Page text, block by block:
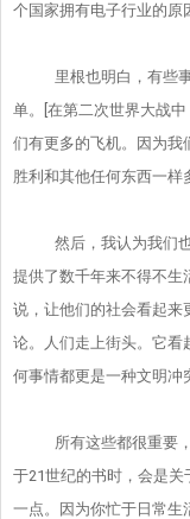
个国家拥有电子行业的原
里根也明白，有些
单。[在第二次世界大战中
们有更多的飞机。因为我
胜利和其他任何东西一样
然后，我认为我们
提供了数千年来不得不生
说， 让他们的社会看起来
论。人们走上街头。它看
何事情都更是一种文明冲
所有这些都很重要，
于21世纪的书时，会是关
一点。因为你忙于日常生